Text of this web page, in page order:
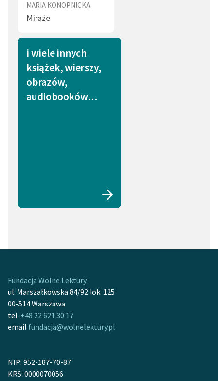
MARIA KONOPNICKA
Miraże
i wiele innych
książek, wierszy,
obrazów,
audiobooków…
Fundacja Wolne Lektury
ul. Marszałkowska 84/92 lok. 125
00-514 Warszawa
tel. +48 22 621 30 17
email fundacja@wolnelektury.pl
NIP: 952-187-70-87
KRS: 0000070056